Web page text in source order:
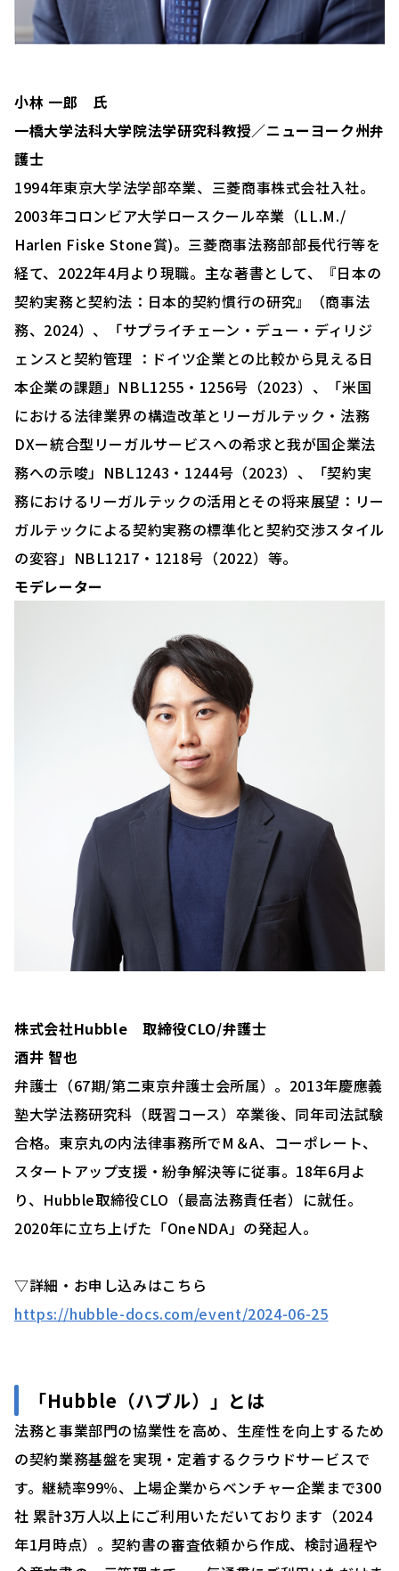
小林 一郎 氏
一橋大学法科大学院法学研究科教授／ニューヨーク州弁
護士
1994年東京大学法学部卒業、三菱商事株式会社入社。
2003年コロンビア大学ロースクール卒業（LL.M./
Harlen Fiske Stone賞)。三菱商事法務部部長代行等を
経て、2022年4月より現職。主な著書として、『日本の
契約実務と契約法：日本的契約慣行の研究』（商事法
務、2024）、「サプライチェーン・デュー・ディリジ
ェンスと契約管理 ：ドイツ企業との比較から見える日
本企業の課題」NBL1255・1256号（2023）、「米国
における法律業界の構造改革とリーガルテック・法務
DXー統合型リーガルサービスへの希求と我が国企業法
務への示唆」NBL1243・1244号（2023）、「契約実
務におけるリーガルテックの活用とその将来展望：リー
ガルテックによる契約実務の標準化と契約交渉スタイル
の変容」NBL1217・1218号（2022）等。
モデレーター
株式会社Hubble 取締役CLO/弁護士
酒井 智也
弁護士（67期/第二東京弁護士会所属）。2013年慶應義
塾⼤学法務研究科（既習コース）卒業後、同年司法試験
合格。東京丸の内法律事務所でM＆A、コーポレート、
スタートアップ支援・紛争解決等に従事。18年6⽉よ
り、Hubble取締役CLO（最高法務責任者）に就任。
2020年に立ち上げた「OneNDA」の発起人。
▽詳細・お申し込みはこちら
https://hubble-docs.com/event/2024-06-25
「Hubble（ハブル）」とは
法務と事業部門の協業性を高め、生産性を向上するため
の契約業務基盤を実現・定着するクラウドサービスで
す。継続率99％、上場企業からベンチャー企業まで300
社 累計3万人以上にご利用いただいております（2024
年1月時点）。契約書の審査依頼から作成、検討過程や